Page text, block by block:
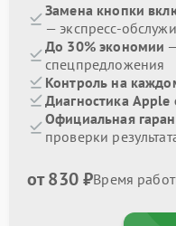
Замена кнопки
— экспресс-
До 30% экономии
спецпредложения
Контроль на
Диагностика Apple
Официальная
проверки
от 830 ₽Время